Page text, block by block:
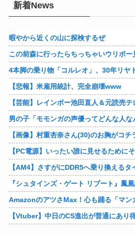
新着News
暇やから近くの山に探検するぜ
この前森に行ったらちっちゃいウリボー
【悲報】米雇用統計、完全崩壊www
男の子「モモンガの声優ってどんな人
【画像】村重杏奈さん(30)のお胸がコ
【Vtuber】中日のCS進出が普通にあり